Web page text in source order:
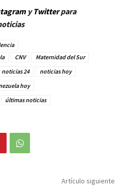
yTwitterpara
CNV
Maternidad del Sur
noticias 24
noticias hoy
hoy
últimas noticias
Artículo siguiente